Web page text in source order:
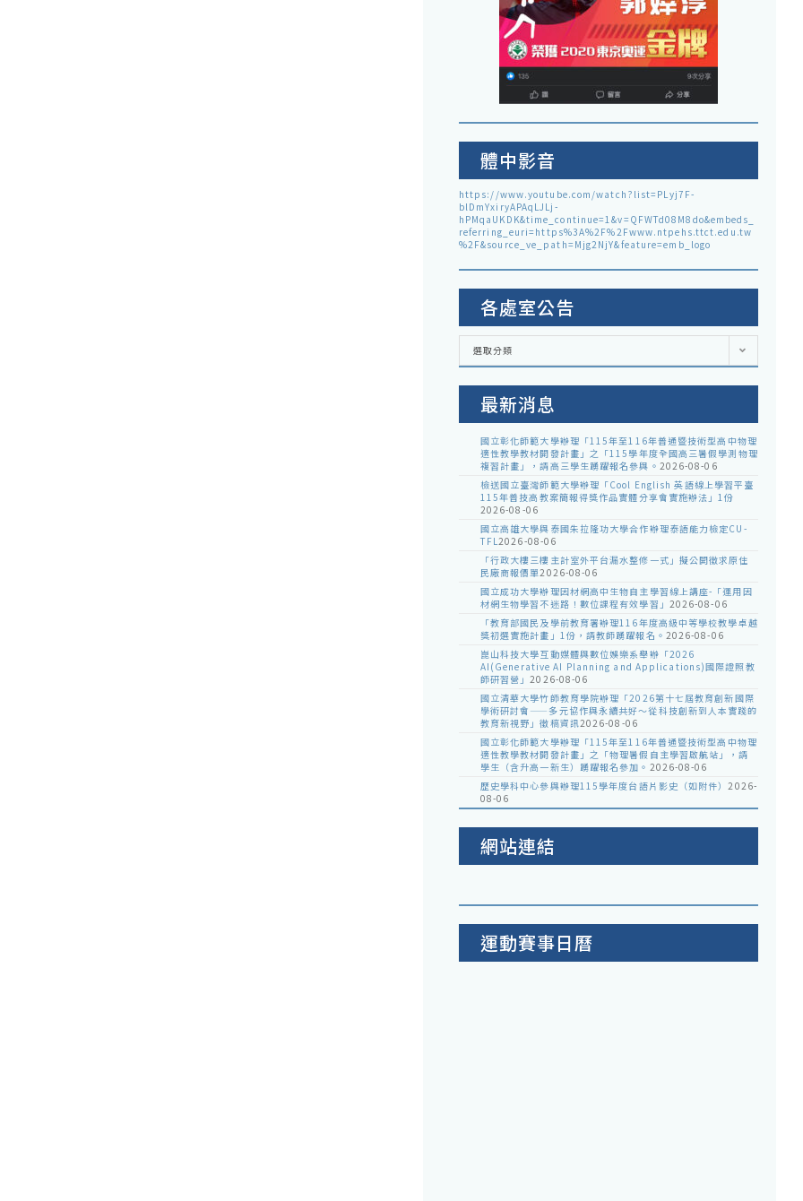
體中影音
https://www.youtube.com/watch?list=PLyj7F-
blDmYxiryAPAqLJLj-
hPMqaUKDK&time_continue=1&v=QFWTd08M8do&embeds_
referring_euri=https%3A%2F%2Fwww.ntpehs.ttct.edu.tw
%2F&source_ve_path=Mjg2NjY&feature=emb_logo
各處室公告
各
室
選取分類
最新消息
國立彰化師範大學辦理「115年至116年普通暨技術型高中物理
適性教學教材開發計畫」之「115學年度全國高三暑假學測物理
複習計畫」，請高三學生踴躍報名參與。 2026-08-06
檢送國立臺灣師範大學辦理「Cool English 英語線上學習平臺
115年普技高教案簡報得獎作品實體分享會實施辦法」1份
2026-08-06
國立高雄大學與泰國朱拉隆功大學合作辦理泰語能力檢定CU-
TFL2026-08-06
「行政大樓三樓主計室外平台漏水整修一式」擬公開徵求原住
民廠商報價單2026-08-06
國立成功大學辦理因材網高中生物自主學習線上講座-「運用因
材網生物學習不迷路！數位課程有效學習」 2026-08-06
「教育部國民及學前教育署辦理116年度高級中等學校教學卓越
獎初選實施計畫」1份，請教師踴躍報名。 2026-08-06
崑山科技大學互動媒體與數位娛樂系舉辦「2026
AI(Generative AI Planning and Applications)國際證照教
師研習營」2026-08-06
國立清華大學竹師教育學院辦理「2026第十七屆教育創新國際
學術研討會——多元協作與永續共好～從科技創新到人本實踐的
教育新視野」徵稿資訊2026-08-06
國立彰化師範大學辦理「115年至116年普通暨技術型高中物理
適性教學教材開發計畫」之「物理暑假自主學習啟航站」，請
學生（含升高一新生）踴躍報名參加。 2026-08-06
歷史學科中心參與辦理115學年度台語片影史（如附件）2026-
08-06
網站連結
運動賽事日曆